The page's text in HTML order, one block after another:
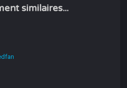
similaires...